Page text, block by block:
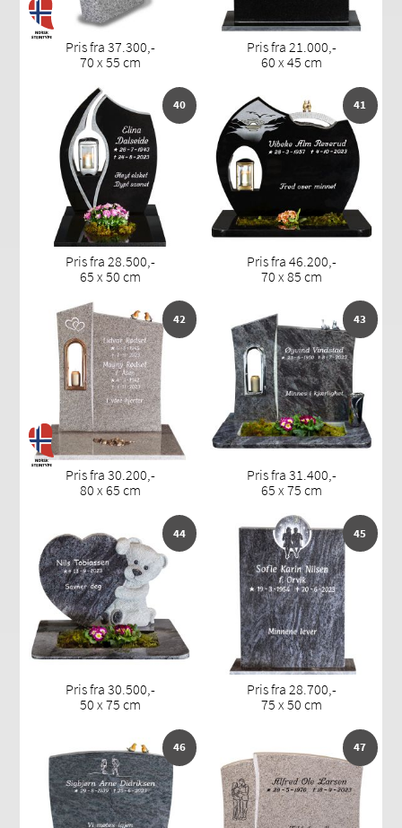
Pris fra 37.300,-
70 x 55 cm
Pris fra 21.000,-
60 x 45 cm
40
Pris fra 28.500,-
65 x 50 cm
41
Pris fra 46.200,-
70 x 85 cm
42
Pris fra 30.200,-
80 x 65 cm
43
Pris fra 31.400,-
65 x 75 cm
44
Pris fra 30.500,-
50 x 75 cm
45
Pris fra 28.700,-
75 x 50 cm
46 47